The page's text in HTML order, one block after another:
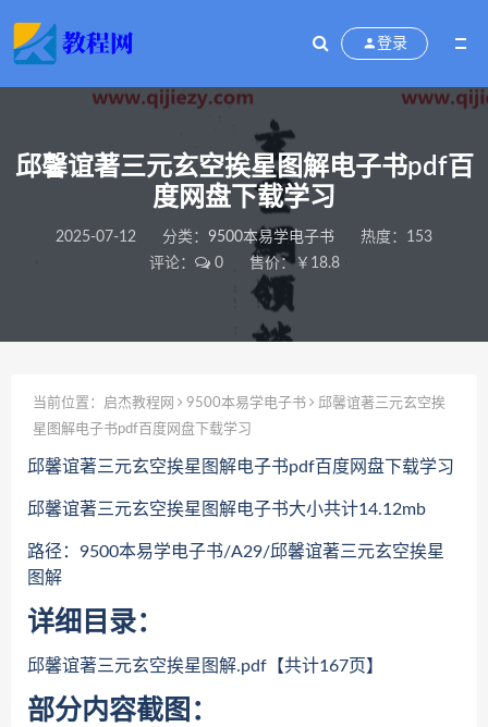
登录
邱馨谊著三元玄空挨星图解电子书pdf百
度网盘下载学习
2025-07-12 分类： 9500本易学电子书
热度：153
评论：
0 售价：￥18.8
当前位置： 启杰教程网 9500本易学电子书
邱馨谊著三元玄空挨
星图解电子书pdf百度网盘下载学习
邱馨谊著三元玄空挨星图解电子书pdf百度网盘下载学习
邱馨谊著三元玄空挨星图解电子书大小共计14.12mb
路径：9500本易学电子书/A29/邱馨谊著三元玄空挨星
图解
详细目录：
邱馨谊著三元玄空挨星图解.pdf【共计167页】
部分内容截图：